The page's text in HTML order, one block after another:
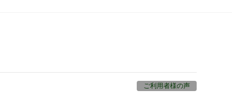
ご利用者様の声